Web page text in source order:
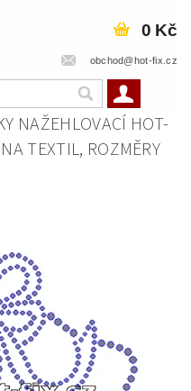
obchod@hot-fix.cz
0 Kč
NAŽEHLOVACÍ HOT-
TEXTIL, ROZMĚRY